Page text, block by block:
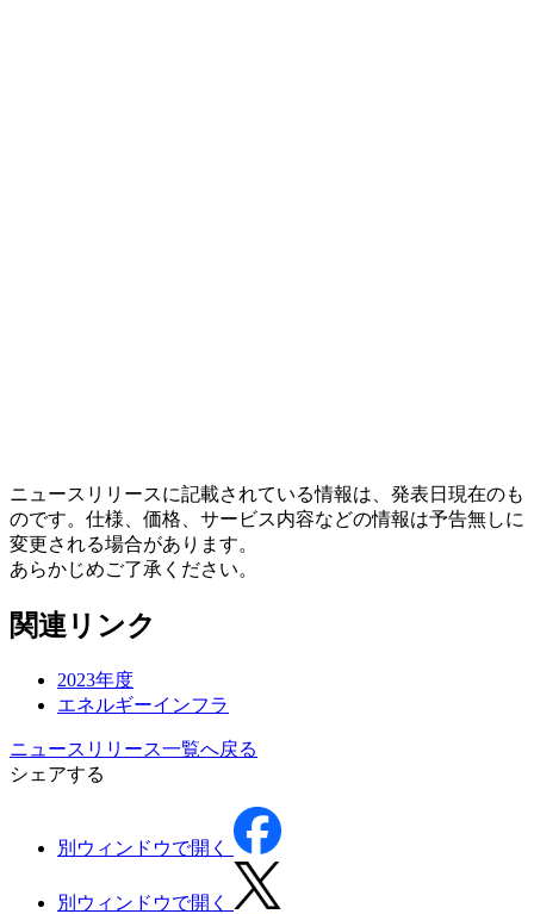
ニュースリリースに記載されている情報は、発表日現在のも
のです。仕様、価格、サービス内容などの情報は予告無しに
変更される場合があります。
あらかじめご了承ください。
関連リンク
2023年度
エネルギーインフラ
ニュースリリース一覧へ戻る
シェアする
別ウィンドウで開く
別ウィンドウで開く